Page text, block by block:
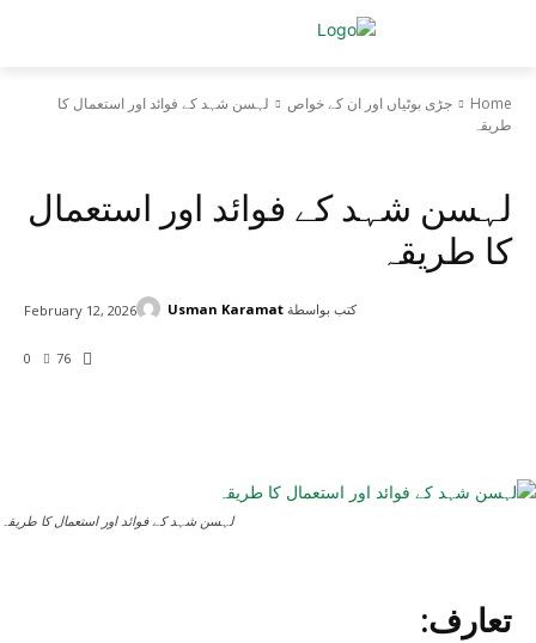
Home جڑی بوٹیاں اور ان کے خواص
لہسن شہد کے فوائد اور استعمال کا
طریقہ
لہسن شہد کے فوائد اور استعمال
کا طریقہ
0 76
February 12, 2026 كتب بواسطة Usman Karamat
لہسن شہد کے فوائد اور استعمال کا طریقہ
تعارف: